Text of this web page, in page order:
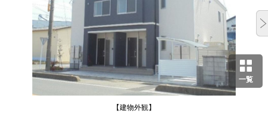
一覧
【建物外観】